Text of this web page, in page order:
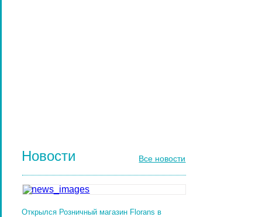
Новости Все новости
Открылся Розничный магазин Florans в